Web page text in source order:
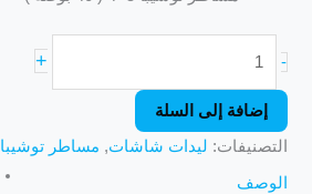
-
+
إضافة إلى السلة
التصنيفات: ليدات شاشات, مساطر توشيبا
الوصف